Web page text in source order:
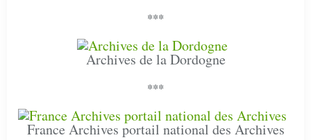
***
Archives de la Dordogne
***
France Archives portail national des Archives